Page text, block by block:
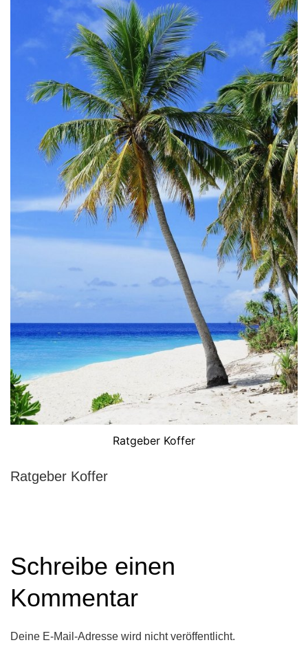
Ratgeber Koffer
Ratgeber Koffer
Schreibe einen
Kommentar
Deine E-Mail-Adresse wird nicht veröffentlicht.